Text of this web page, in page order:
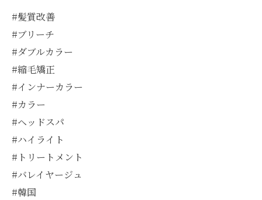
#髪質改善
#ブリーチ
#ダブルカラー
#縮毛矯正
#インナーカラー
#カラー
#ヘッドスパ
#ハイライト
#トリートメント
#バレイヤージュ
#韓国